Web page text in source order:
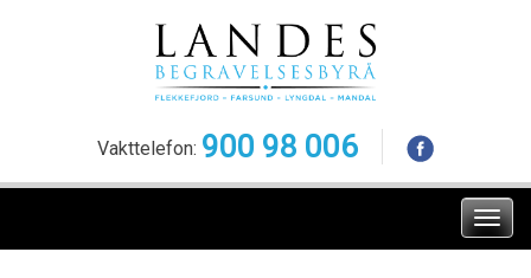
Vakttelefon: 900 98 006
Meny